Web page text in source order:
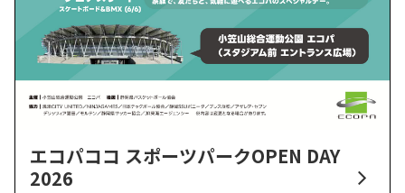
エコパココ スポーツパークOPEN DAY
2026